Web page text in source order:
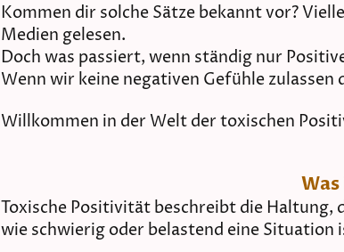
Kommen dir solche Sätze bekannt vor?
Medien gelesen.
Doch was passiert, wenn ständig nur
Wenn wir keine negativen Gefühle zulassen
Willkommen in der Welt der toxischen
Toxische Positivität beschreibt die Haltung,
wie schwierig oder belastend eine Situation